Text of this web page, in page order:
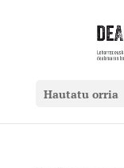
Hautatu orria